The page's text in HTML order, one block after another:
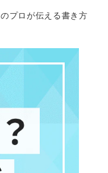
プロが伝える書き方